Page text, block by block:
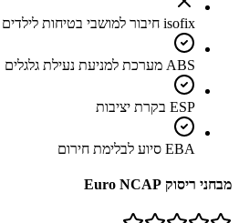
isofix חיבור למושבי בטיחות לילדים
ABS מערכת למניעת נעילת גלגלים
ESP בקרת יציבות
EBA סיוע לבלימת חירום
מבחני ריסוק Euro NCAP